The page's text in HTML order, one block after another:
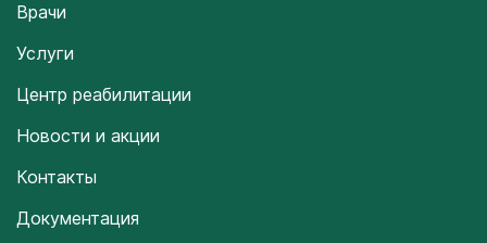
Врачи
Услуги
Центр реабилитации
Новости и акции
Контакты
Документация